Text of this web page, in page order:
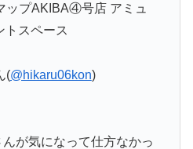
ップAKIBA④号店 アミュ
トスペース
(@hikaru06kon)
が気になって仕方なかっ